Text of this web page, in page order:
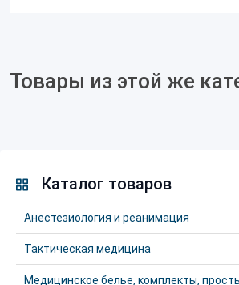
Товары из этой же
Каталог товаров
Анестезиология и реанимация
Тактическая медицина
Медицинское белье, комплекты,